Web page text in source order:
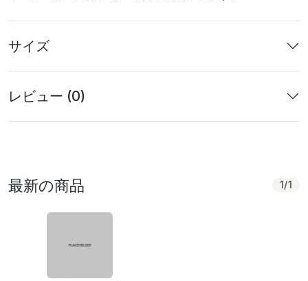
サイズ
レビュー (0)
最新の商品 1 /1